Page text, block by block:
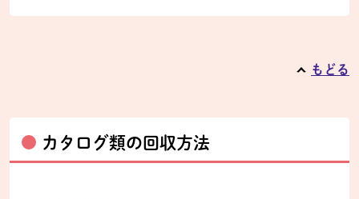
もどる
カタログ類の回収方法